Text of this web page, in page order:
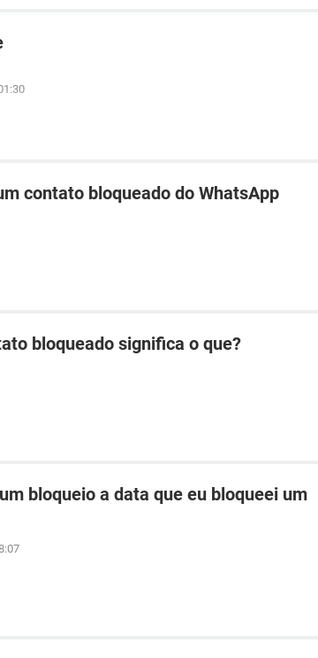
contato bloqueado do WhatsApp
bloqueado significa o que?
bloqueio a data que eu bloqueei um